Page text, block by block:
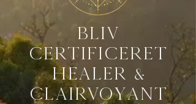
bliv
certificeret
healer &
clairvoyant